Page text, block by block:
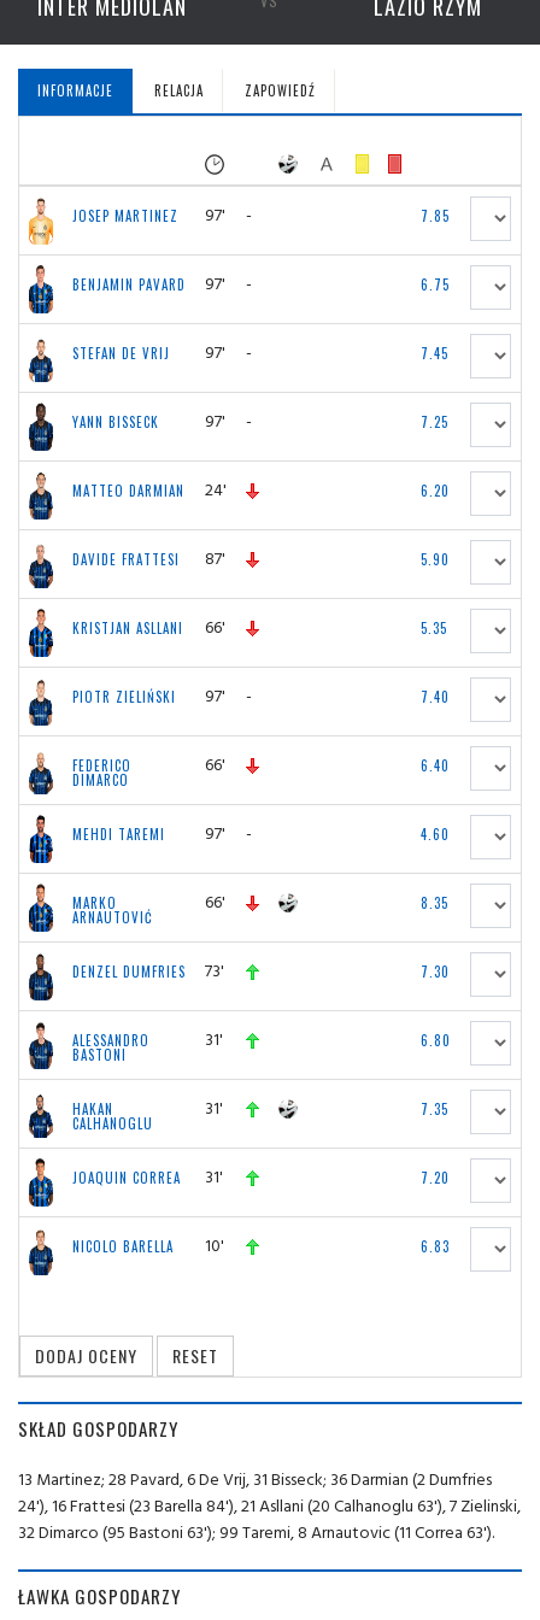
INFORMACJE RELACJA ZAPOWIEDŹ
JOSEP MARTINEZ 97' - 7.85
BENJAMIN PAVARD 97' - 6.75
STEFAN DE VRIJ 97' - 7.45
YANN BISSECK 97' - 7.25
MATTEO DARMIAN 24' 6.20
DAVIDE FRATTESI 87' 5.90
KRISTJAN ASLLANI 66' 5.35
PIOTR ZIELIŃSKI 97' - 7.40
FEDERICO
DIMARCO
66' 6.40
MEHDI TAREMI 97' - 4.60
MARKO
ARNAUTOVIĆ
66' 8.35
DENZEL DUMFRIES 73' 7.30
ALESSANDRO
BASTONI
31' 6.80
HAKAN
CALHANOGLU
31' 7.35
JOAQUIN CORREA 31' 7.20
NICOLO BARELLA 10' 6.83
SKŁAD GOSPODARZY
13 Martinez; 28 Pavard, 6 De Vrij, 31 Bisseck; 36 Darmian (2 Dumfries
24'), 16 Frattesi (23 Barella 84'), 21 Asllani (20 Calhanoglu 63'), 7 Zielinski,
32 Dimarco (95 Bastoni 63'); 99 Taremi, 8 Arnautovic (11 Correa 63').
ŁAWKA GOSPODARZY